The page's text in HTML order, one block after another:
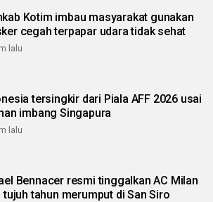
Kotim imbau masyarakat gunakan
cegah terpapar udara tidak sehat
lalu
tersingkir dari Piala AFF 2026 usai
imbang Singapura
lalu
Bennacer resmi tinggalkan AC Milan
tujuh tahun merumput di San Siro